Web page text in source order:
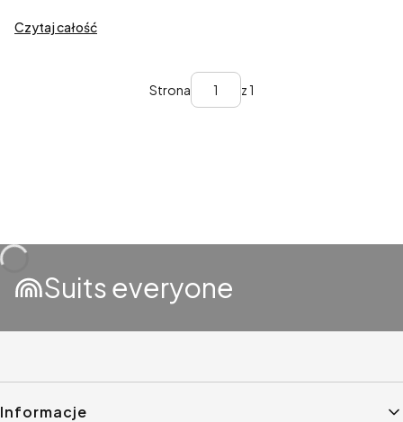
wiatr, recyklingu (np.
się w promieniu do 60
Czytaj całość
Strona z 1
Suits everyone
Linki w stopce
Informacje